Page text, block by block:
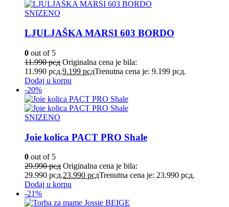
SNIZENO
LJULJAŠKA MARSI 603 BORDO
0 out of 5
11.990рсд Originalna cena je bila:
11.990 рсд.9.199 рсдTrenutna cena je: 9.199 рсд.
Dodaj u korpu
-20%
SNIZENO
Joie kolica PACT PRO Shale
0 out of 5
29.990рсд Originalna cena je bila:
29.990 рсд.23.990 рсдTrenutna cena je: 23.990 рсд.
Dodaj u korpu
-21%